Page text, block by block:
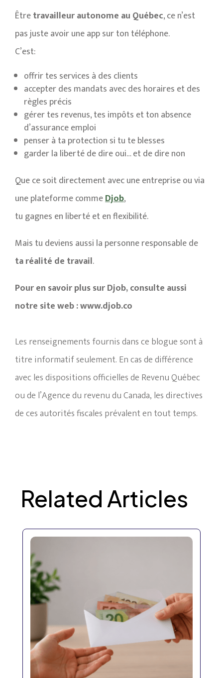
Êtretravailleur autonome au Québec, ce n’est
pas juste avoir une app sur ton téléphone.
C’est:
offrir tes services à des clients
accepter des mandats avec des horaires et des
règles précis
gérer tes revenus, tes impôts et ton absence
d’assurance emploi
penser à ta protection si tu te blesses
garder la liberté de dire oui… et de dire non
Que ce soit directement avec une entreprise ou via
une plateforme commeDjob,
tu gagnes en liberté et en flexibilité.
Mais tu deviens aussi la personne responsable de
ta réalité de travail.
Pour en savoir plus sur Djob, consulte aussi
notre site web : www.djob.co
Les renseignements fournis dans ce blogue sont à
titre informatif seulement. En cas de différence
avec les dispositions officielles de Revenu Québec
ou de l’Agence du revenu du Canada, les directives
de ces autorités fiscales prévalent en tout temps.
Related Articles